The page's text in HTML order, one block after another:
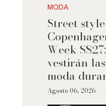
MODA
Street
Week
vestirán
moda
Agosto 06, 2026